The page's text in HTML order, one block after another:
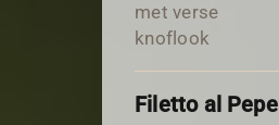
met verse
knoflook
Filetto al Pepe